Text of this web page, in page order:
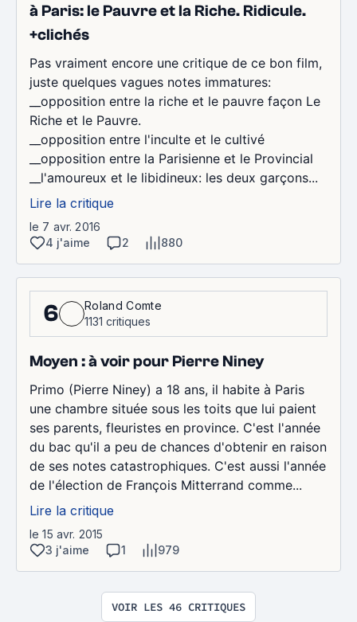
à Paris: le Pauvre et la Riche. Ridicule.
+clichés
Pas vraiment encore une critique de ce bon film,
juste quelques vagues notes immatures:
__opposition entre la riche et le pauvre façon Le
Riche et le Pauvre.
__opposition entre l'inculte et le cultivé
__opposition entre la Parisienne et le Provincial
__l'amoureux et le libidineux: les deux garçons...
Lire la critique
le 7 avr. 2016
4 j'aime
2 880
6
Roland Comte
1131 critiques
Moyen : à voir pour Pierre Niney
Primo (Pierre Niney) a 18 ans, il habite à Paris
une chambre située sous les toits que lui paient
ses parents, fleuristes en province. C'est l'année
du bac qu'il a peu de chances d'obtenir en raison
de ses notes catastrophiques. C'est aussi l'année
de l'élection de François Mitterrand comme...
Lire la critique
le 15 avr. 2015
3 j'aime
1 979
VOIR LES 46 CRITIQUES